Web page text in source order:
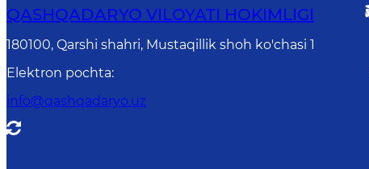
QASHQADARYO VILOYATI HОKIMLIGI
180100, Qаrshi shаhri, Mustаqillik shoh ko'chasi 1
Elektron pochta:
info@qashqadaryo.uz